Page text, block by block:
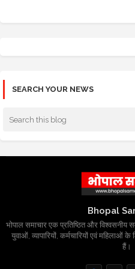
SEARCH YOUR NEWS
Bhopal
भोपाल समाचार एक प्रतिष्ठित और विश्वसनीय
युवाओं, व्यापारियों, कर्मचारियों एवं महिलाओं
हैं।